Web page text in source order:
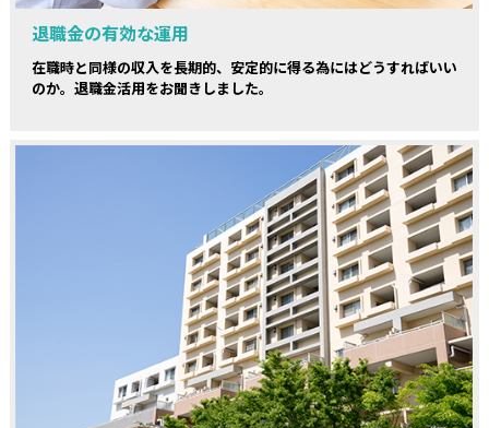
退職金の有効な運用
在職時と同様の収入を長期的、安定的に得る為にはどうすればいい
のか。退職金活用をお聞きしました。